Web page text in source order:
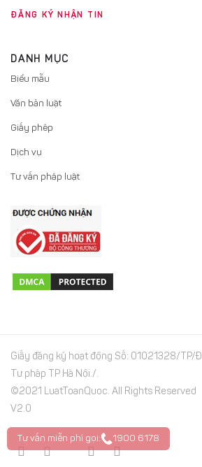
DANH MỤC
Biểu mẫu
Văn bản luật
Giấy phép
Dịch vụ
Tư vấn pháp luật
Giấy đăng ký hoạt động Số: 01021328/TP/
Tư pháp TP Hà Nội./.
©2021 LuatToanQuoc. All Rights Reserved
V2.0
Tư vấn miễn phí gọi: 1900 6178